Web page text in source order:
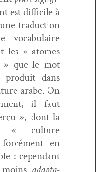
est dif­fi­cile à
tra­duc­tion
vocab­u­laire
les « atom­es
» que le mot
pro­duit dans
arabe. On
il faut
», dont la
« cul­ture
en
: cepen­dant
adap­ta­